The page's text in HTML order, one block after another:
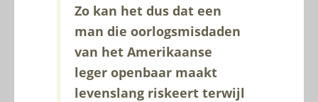
Zo kan het dus dat een
man die oorlogsmisdaden
van het Amerikaanse
leger openbaar maakt
levenslang riskeert terwijl